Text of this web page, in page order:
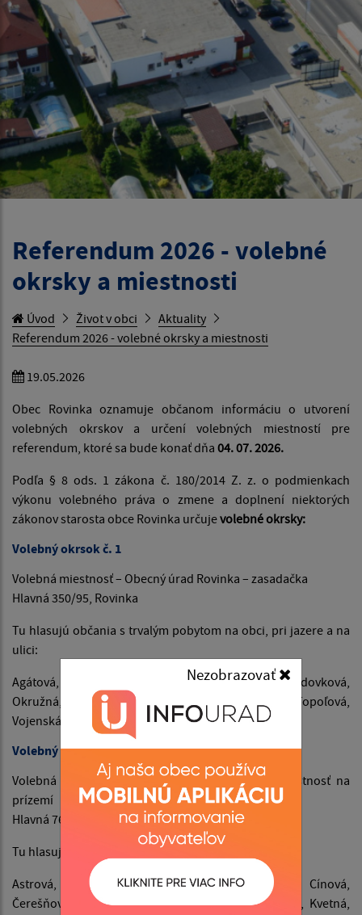
Nezobrazovať
Referendum 2026 - volebné
okrsky a miestnosti
Úvod Život v obci
Aktuality
Referendum 2026 - volebné okrsky a miestnosti
19.05.2026
Obec Rovinka oznamuje občanom informáciu o utvorení
volebných okrskov a určení volebných miestností pre
referendum, ktoré sa bude konať dňa 04. 07. 2026.
Podľa § 8 ods. 1 zákona č. 180/2014 Z. z. o podmienkach
výkonu volebného práva o zmene a doplnení niektorých
zákonov starosta obce Rovinka určujevolebné okrsky:
Volebný okrsok č. 1
Volebná miestnosť – Obecný úrad Rovinka – zasadačka
Hlavná 350/95, Rovinka
Tu hlasujú občania s trvalým pobytom na obci, pri jazere a na
ulici:
Agátová, Hlavná, Krajná, Krásna, Levanduľová, Medovková,
Okružná, Platanová, Poľná, Rovinka, Školská, Topoľová,
Vojenská, Záhradná, Zelená, Železničná
Volebný okrsok č. 2
Volebná miestnosť – Kultúrny dom Rovinka – miestnosť na
prízemí
Hlavná 76/99, Rovinka
Tu hlasujú občania s trvalým pobytom na ulici:
Astrová, Belasá, Brezová, Bronzová, Broskyňová, Cínová,
Čerešňová, Dúhová, Dunajská, Farebná, Jabloňová, Kvetná,